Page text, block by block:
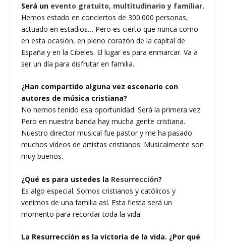
Será un evento gratuito, multitudinario y familiar.
Hemos estado en conciertos de 300.000 personas,
actuado en estadios… Pero es cierto que nunca como
en esta ocasión, en pleno corazón de la capital de
España y en la Cibeles. El lugar es para enmarcar. Va a
ser un día para disfrutar en familia.
¿Han compartido alguna vez escenario con
autores de música cristiana?
No hemos tenido esa oportunidad. Será la primera vez.
Pero en nuestra banda hay mucha gente cristiana.
Nuestro director musical fue pastor y me ha pasado
muchos vídeos de artistas cristianos. Musicalmente son
muy buenos.
¿Qué es para ustedes la Resurrección?
Es algo especial. Somos cristianos y católicos y
venimos de una familia así. Esta fiesta será un
momento para recordar toda la vida.
La Resurrección es la victoria de la vida. ¿Por qué